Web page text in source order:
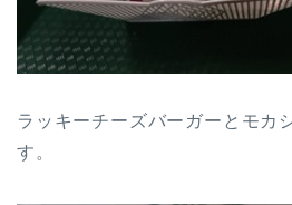
ラッキーチーズバーガーとモカ
す。